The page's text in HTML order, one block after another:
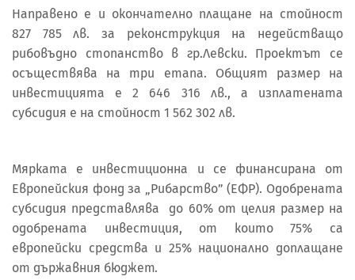
Направено е и окончателно плащане на стойност
827 785 лв. за реконструкция на недействащо
рибовъдно стопанство в гр.Левски. Проектът се
осъществява на три етапа. Общият размер на
инвестицията е 2 646 316 лв., а изплатената
субсидия е на стойност 1 562 302 лв.
Мярката е инвестиционна и се финансирана от
Европейския фонд за „Рибарство” (ЕФР). Одобрената
субсидия представлява до 60% от целия размер на
одобрената инвестиция, от които 75% са
европейски средства и 25% национално доплащане
от държавния бюджет.